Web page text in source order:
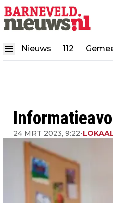
Nieuws 112
24 MRT 2023, 9:22•LOKAAL